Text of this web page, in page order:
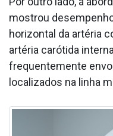
mostrou
horizontal da artéria
artéria carótida
frequentemente
localizados na linha